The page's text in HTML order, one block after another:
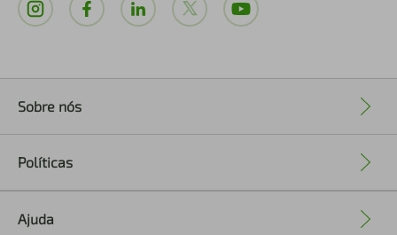
Sobre nós
Políticas
Ajuda